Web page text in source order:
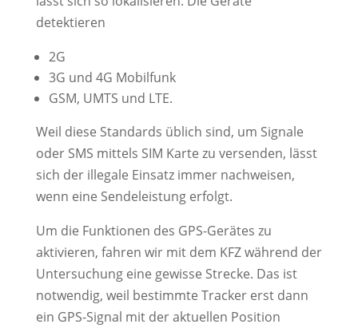
detektieren
2G
3G und 4G Mobilfunk
GSM, UMTS und LTE.
Weil diese Standards üblich sind, um Signale
oder SMS mittels SIM Karte zu versenden, lässt
sich der illegale Einsatz immer nachweisen,
wenn eine Sendeleistung erfolgt.
Um die Funktionen des GPS-Gerätes zu
aktivieren, fahren wir mit dem KFZ während der
Untersuchung eine gewisse Strecke. Das ist
notwendig, weil bestimmte Tracker erst dann
ein GPS-Signal mit der aktuellen Position